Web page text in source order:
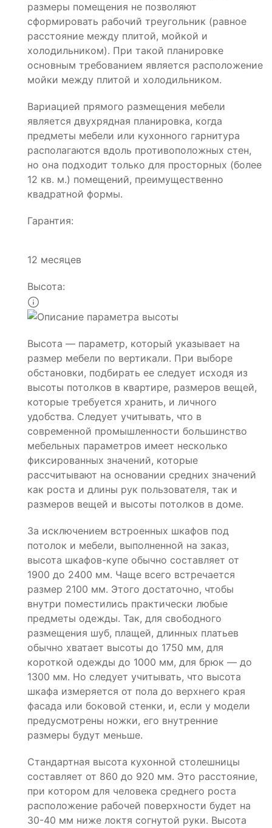
размеры помещения не позволяют
сформировать рабочий треугольник (равное
расстояние между плитой, мойкой и
холодильником). При такой планировке
основным требованием является расположение
мойки между плитой и холодильником.
Вариацией прямого размещения мебели
является двухрядная планировка, когда
предметы мебели или кухонного гарнитура
располагаются вдоль противоположных стен,
но она подходит только для просторных (более
12 кв. м.) помещений, преимущественно
квадратной формы.
Гарантия:
12 месяцев
Высота:
Высота — параметр, который указывает на
размер мебели по вертикали. При выборе
обстановки, подбирать ее следует исходя из
высоты потолков в квартире, размеров вещей,
которые требуется хранить, и личного
удобства. Следует учитывать, что в
современной промышленности большинство
мебельных параметров имеет несколько
фиксированных значений, которые
рассчитывают на основании средних значений
как роста и длины рук пользователя, так и
размеров вещей и высоты потолков в доме.
За исключением встроенных шкафов под
потолок и мебели, выполненной на заказ,
высота шкафов-купе обычно составляет от
1900 до 2400 мм. Чаще всего встречается
размер 2100 мм. Этого достаточно, чтобы
внутри поместились практически любые
предметы одежды. Так, для свободного
размещения шуб, плащей, длинных платьев
обычно хватает высоты до 1750 мм, для
короткой одежды до 1000 мм, для брюк — до
1300 мм. Но следует учитывать, что высота
шкафа измеряется от пола до верхнего края
фасада или боковой стенки, и, если у модели
предусмотрены ножки, его внутренние
размеры будут меньше.
Стандартная высота кухонной столешницы
составляет от 860 до 920 мм. Это расстояние,
при котором для человека среднего роста
расположение рабочей поверхности будет на
30-40 мм ниже локтя согнутой руки. Высота